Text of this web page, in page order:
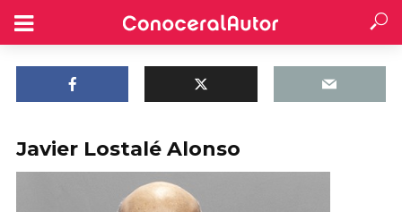
Javier Lostalé Alonso